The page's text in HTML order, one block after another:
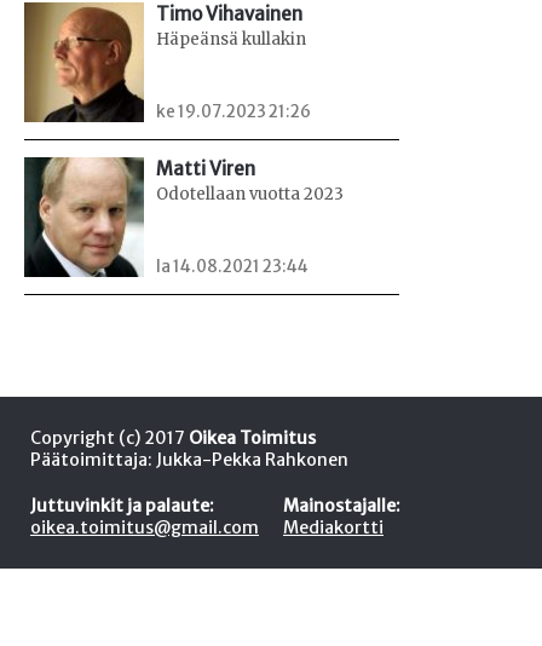
Timo Vihavainen
Häpeänsä kullakin
ke 19.07.2023 21:26
Matti Viren
Odotellaan vuotta 2023
la 14.08.2021 23:44
Copyright (c) 2017 Oikea Toimitus
Päätoimittaja: Jukka-Pekka Rahkonen
Juttuvinkit ja palaute:
oikea.toimitus@gmail.com
Mainostajalle:
Mediakortti